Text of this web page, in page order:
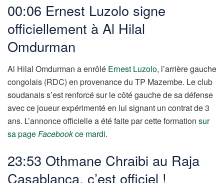
00:06 Ernest Luzolo signe
officiellement à Al Hilal
Omdurman
Al Hilal Omdurman a enrôlé Ernest Luzolo, l’arrière gauche
congolais (RDC) en provenance du TP Mazembe. Le club
soudanais s’est renforcé sur le côté gauche de sa défense
avec ce joueur expérimenté en lui signant un contrat de 3
ans. L’annonce officielle a été faite par cette formation sur
sa pageFacebookce mardi.
23:53 Othmane Chraibi au Raja
Casablanca, c’est officiel !